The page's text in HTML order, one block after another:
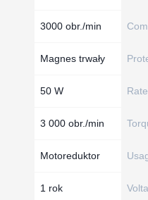
3000 obr./min
Magnes trwały
50 W
3 000 obr./min
Motoreduktor
1 rok